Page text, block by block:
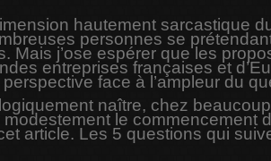
hautement sarcastique
personnes se
Mais j’ose espérer que les
entreprises françaises et
perspective face à l’ampleur du
naître, chez
le commencement
article. Les 5 questions qui